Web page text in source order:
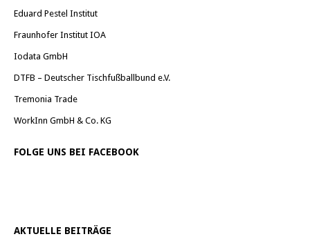
Eduard Pestel Institut
Fraunhofer Institut IOA
Iodata GmbH
DTFB – Deutscher Tischfußballbund e.V.
Tremonia Trade
WorkInn GmbH & Co. KG
FOLGE UNS BEI FACEBOOK
AKTUELLE BEITRÄGE